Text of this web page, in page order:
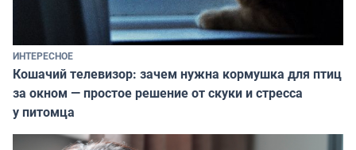
ИНТЕРЕСНОЕ
Кошачий телевизор: зачем нужна кормушка для птиц
за окном — простое решение от скуки и стресса
у питомца